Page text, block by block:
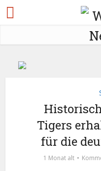
Tigers
für die
1 Monat alt